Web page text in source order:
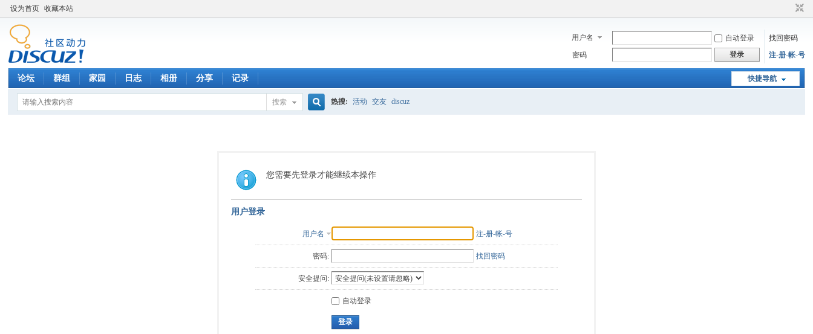
设为首页 收藏本站
用户名 自动登录
找回密码
密码
登录 注-册-帐-号
快捷导航
论坛 群组 家园 日志 相册 分享 记录
搜索
索
热搜: 活动 交友 discuz
您需要先登录才能继续本操作
用户登录
用户名 注-册-帐-号
密码: 找回密码
安全提问:
自动登录
登录